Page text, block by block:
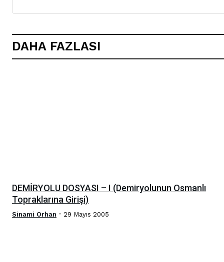
DAHA FAZLASI
DEMİRYOLU DOSYASI – I (Demiryolunun Osmanlı
Topraklarına Girişi)
Sinami Orhan - 29 Mayıs 2005